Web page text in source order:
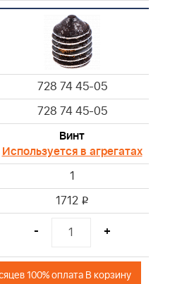
728 74 45-05
728 74 45-05
Винт
Используется в агрегатах
1
1712 i
- +
100% оплата В корзину